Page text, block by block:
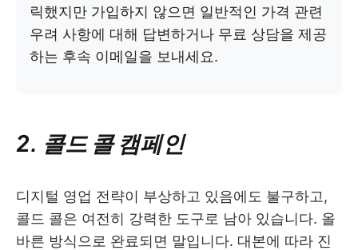
릭했지만 가입하지 않으면 일반적인 가격 관련
우려 사항에 대해 답변하거나 무료 상담을 제공
하는 후속 이메일을 보내세요.
2. 콜드 콜 캠페인
디지털 영업 전략이 부상하고 있음에도 불구하고,
콜드 콜은 여전히 강력한 도구로 남아 있습니다. 올
바른 방식으로 완료되면 말입니다. 대본에 따라 진